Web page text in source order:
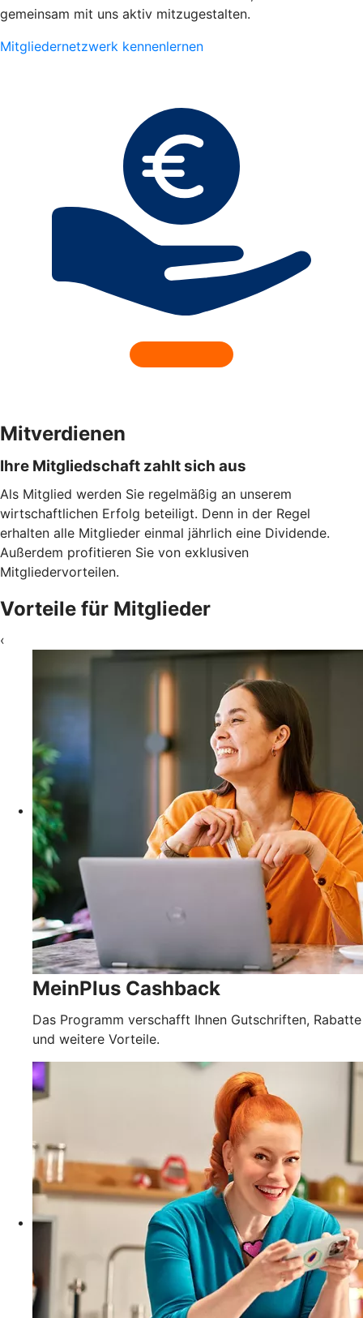
gemeinsam mit uns aktiv mitzugestalten.
Mitgliedernetzwerk kennenlernen
Mitverdienen
Ihre Mitgliedschaft zahlt sich aus
Als Mitglied werden Sie regelmäßig an unserem
wirtschaftlichen Erfolg beteiligt. Denn in der Regel
erhalten alle Mitglieder einmal jährlich eine Dividende.
Außerdem profitieren Sie von exklusiven
Mitgliedervorteilen.
Vorteile für Mitglieder
‹
MeinPlus Cashback
Das Programm verschafft Ihnen Gutschriften, Rabatte
und weitere Vorteile.